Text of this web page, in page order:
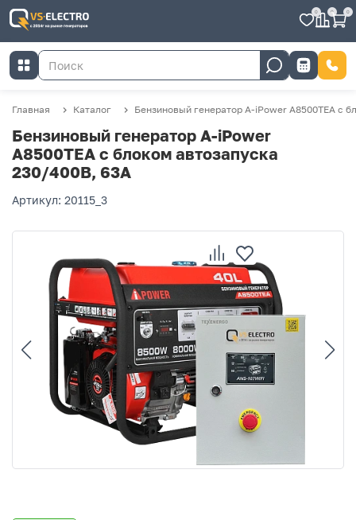
0 0 0
Главная Каталог Бензиновый генератор A-iPower A8500TEA с
Бензиновый генератор A-iPower
A8500TEA с блоком автозапуска
230/400В, 63А
Артикул: 20115_3